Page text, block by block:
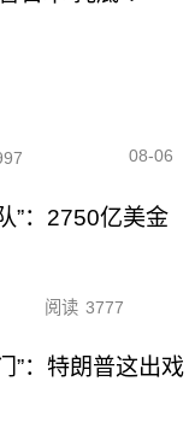
08-06
”：2750亿美金
阅读 3777
”：特朗普这出戏